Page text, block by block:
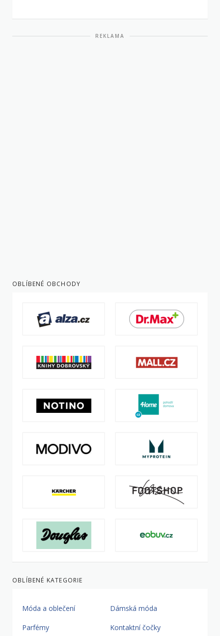
REKLAMA
OBLÍBENÉ OBCHODY
OBLÍBENÉ KATEGORIE
Móda a oblečení Dámská móda
Parfémy Kontaktní čočky